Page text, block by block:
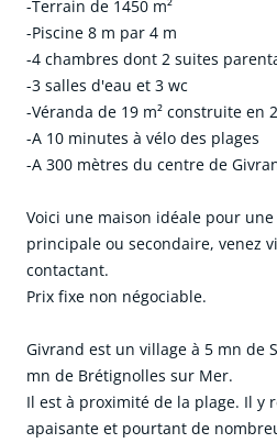
-Terrain de 1450 m²
-Piscine 8 m par 4 m
-4 chambres dont 2 suites
-3 salles d'eau et 3 wc
-Véranda de 19 m² construite en
-A 10 minutes à vélo des plages
-A 300 mètres du centre de
Voici une maison idéale pour
principale ou secondaire, venez
contactant.
Prix fixe non négociable.
Givrand est un village à 5 mn de
mn de Brétignolles sur Mer.
Il est à proximité de la plage. Il y
apaisante et pourtant de